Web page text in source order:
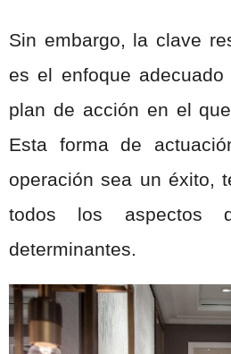
Sin embargo, la clave
es el enfoque
plan de acción en el
Esta forma de
operación sea un éxito,
todos los aspectos
determinantes.